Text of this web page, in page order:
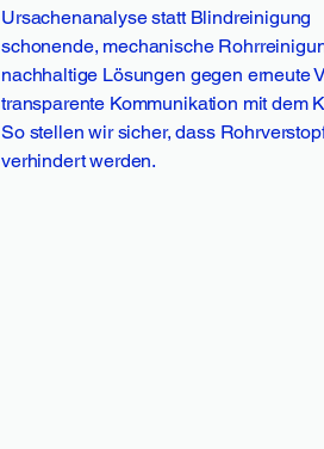
Ursachenanalyse statt Blindreinigung
schonende, mechanische
nachhaltige Lösungen gegen erneute
transparente Kommunikation mit dem
So stellen wir sicher, dass
verhindert werden.